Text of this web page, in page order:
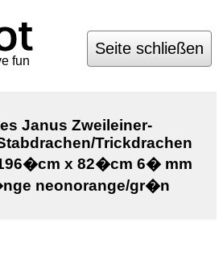
fun
Seite schließen
Janus Zweileiner-
Trickdrachen
x 82�cm 6� mm
neonorange/gr�n